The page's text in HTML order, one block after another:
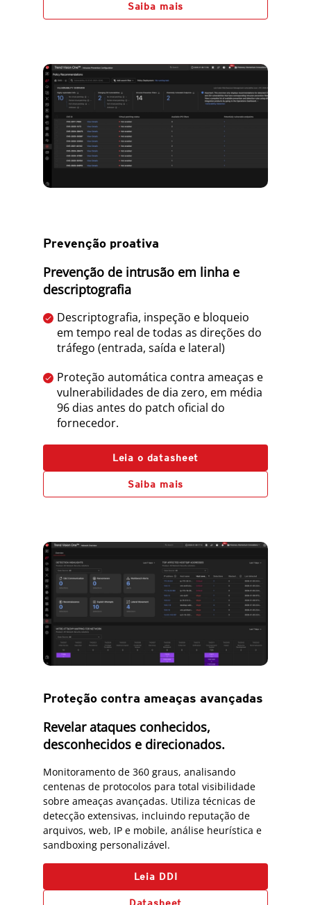
Saiba mais
Prevenção proativa
Prevenção de intrusão em linha e
descriptografia
Descriptografia, inspeção e bloqueio
em tempo real de todas as direções do
tráfego (entrada, saída e lateral)
Proteção automática contra ameaças e
vulnerabilidades de dia zero, em média
96 dias antes do patch oficial do
fornecedor.
Leia o datasheet
Saiba mais
Proteção contra ameaças avançadas
Revelar ataques conhecidos,
desconhecidos e direcionados.
Monitoramento de 360 graus, analisando
centenas de protocolos para total visibilidade
sobre ameaças avançadas. Utiliza técnicas de
detecção extensivas, incluindo reputação de
arquivos, web, IP e mobile, análise heurística e
sandboxing personalizável.
Leia DDI